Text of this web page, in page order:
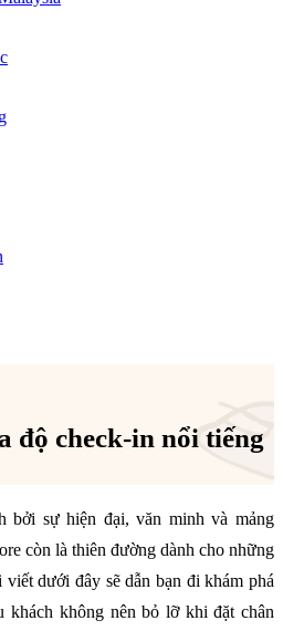
độ check-in nổi tiếng
bởi sự hiện đại, văn minh và mảng
còn là thiên đường dành cho những
dưới đây sẽ dẫn bạn đi khám phá
khách không nên bỏ lỡ khi đặt chân